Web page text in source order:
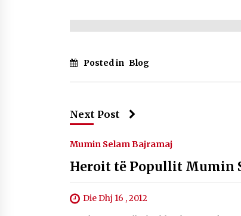
Posted in Blog
Next Post
Mumin Selam Bajramaj
Heroit të Popullit Mumin
Die Dhj 16 , 2012